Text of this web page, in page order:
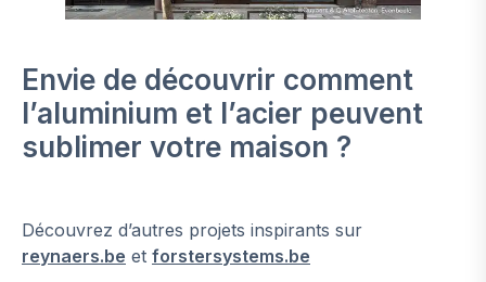
Envie de découvrir comment
l’aluminium et l’acier peuvent
sublimer votre maison ?
Découvrez d’autres projets inspirants sur
reynaers.be et forstersystems.be